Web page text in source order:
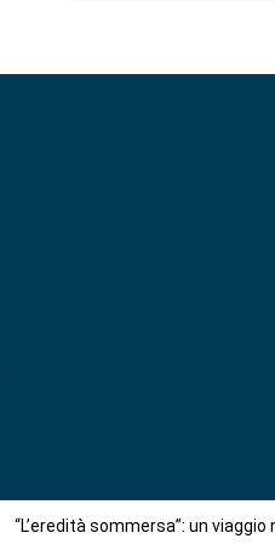
“L’eredità sommersa”: un